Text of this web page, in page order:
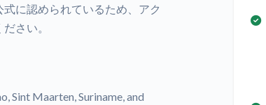
に認められているため、アク
さい。
Sint Maarten, Suriname, and